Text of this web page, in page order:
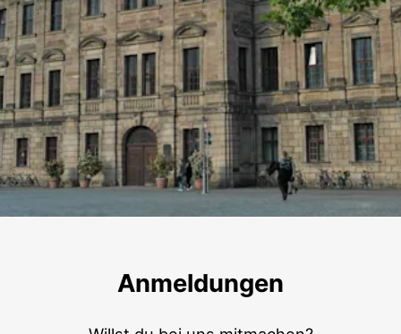
Erlangen
Anmeldungen